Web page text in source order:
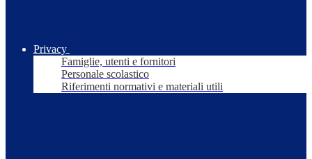
Privacy
Famiglie, utenti e fornitori
Personale scolastico
Riferimenti normativi e materiali utili